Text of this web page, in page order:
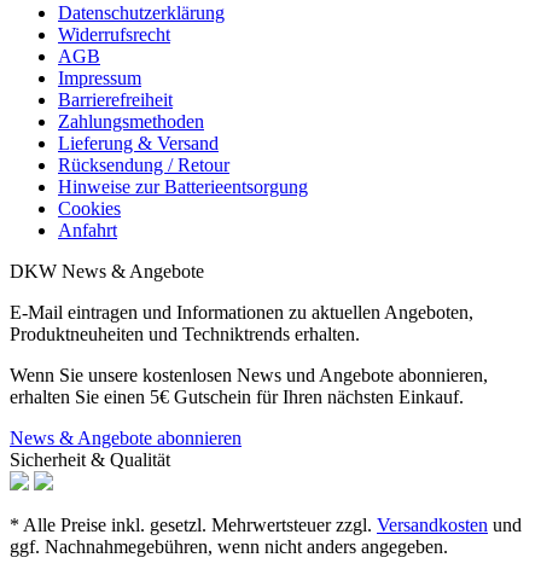
Datenschutzerklärung
Widerrufsrecht
AGB
Impressum
Barrierefreiheit
Zahlungsmethoden
Lieferung & Versand
Rücksendung / Retour
Hinweise zur Batterieentsorgung
Cookies
Anfahrt
DKW News & Angebote
E-Mail eintragen und Informationen zu aktuellen Angeboten,
Produktneuheiten und Techniktrends erhalten.
Wenn Sie unsere kostenlosen News und Angebote abonnieren,
erhalten Sie einen 5€ Gutschein für Ihren nächsten Einkauf.
News & Angebote abonnieren
Sicherheit & Qualität
* Alle Preise inkl. gesetzl. Mehrwertsteuer zzgl. Versandkosten und
ggf. Nachnahmegebühren, wenn nicht anders angegeben.